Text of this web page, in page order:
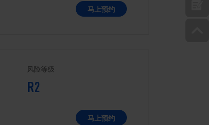
马上预约
风险等级
R2
马上预约